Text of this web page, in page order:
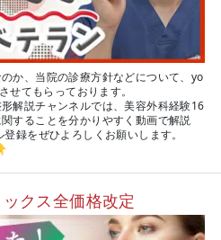
か、当院の診療方針などについて、yo
てもらっております。
解説チャンネルでは、美容外科経験16
することを分かりやすく動画で解説
録をぜひよろしくお願いします。
クス全価格改定